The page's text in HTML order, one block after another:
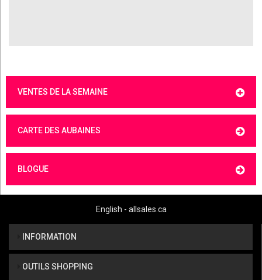
VENTES DE LA SEMAINE
CARTE DES AUBAINES
BLOGUE
English - allsales.ca
INFORMATION
OUTILS SHOPPING